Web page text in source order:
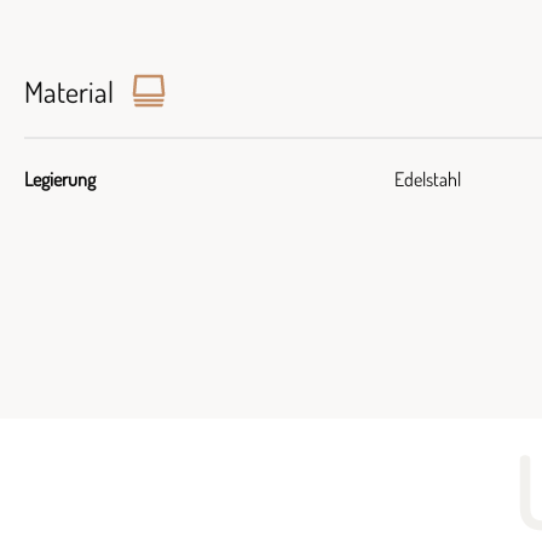
Material
Legierung Edelstahl